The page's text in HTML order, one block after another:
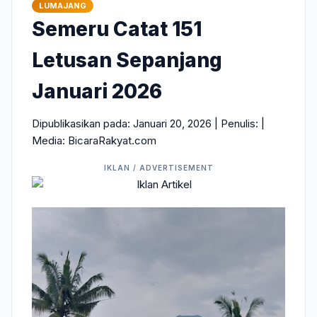
LUMAJANG
Semeru Catat 151
Letusan Sepanjang
Januari 2026
Dipublikasikan pada: Januari 20, 2026 | Penulis:
Media: BicaraRakyat.com